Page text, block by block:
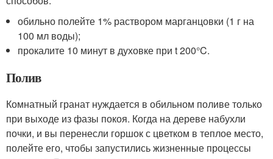
обильно полейте 1% раствором марганцовки (1 г на
100 мл воды);
прокалите 10 минут в духовке при t 200°C.
Полив
Комнатный гранат нуждается в обильном поливе только
при выходе из фазы покоя. Когда на дереве набухли
почки, и вы перенесли горшок с цветком в теплое место,
полейте его, чтобы запустились жизненные процессы